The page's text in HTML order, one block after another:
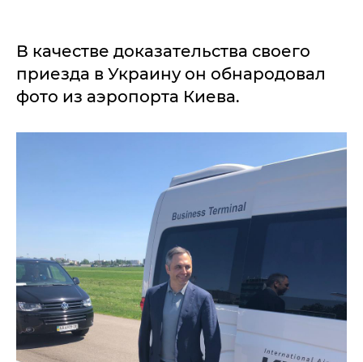
В качестве доказательства своего
приезда в Украину он обнародовал
фото из аэропорта Киева.